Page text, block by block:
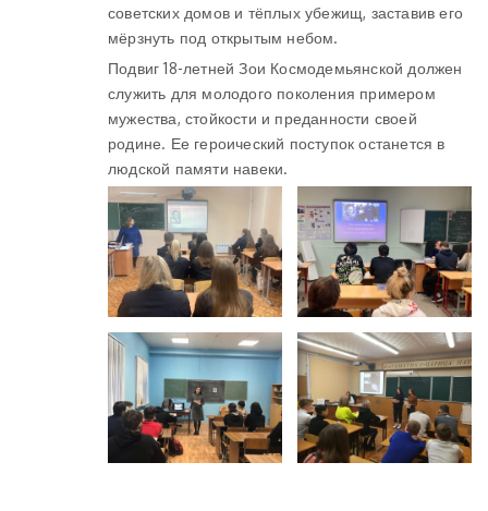
советских домов и тёплых убежищ, заставив его
мёрзнуть под открытым небом.
Подвиг 18-летней Зои Космодемьянской должен
служить для молодого поколения примером
мужества, стойкости и преданности своей
родине. Ее героический поступок останется в
людской памяти навеки.